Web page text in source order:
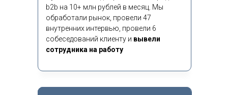
b2b на 10+ млн рублей в месяц. Мы
обработали рынок, провели 47
внутренних интервью, провели 6
собеседований клиенту и вывели
сотрудника на работу